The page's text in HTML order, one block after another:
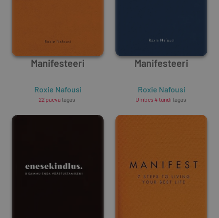
Manifesteeri
Roxie Nafousi
22 päevatagasi
Manifesteeri
Roxie Nafousi
Umbes 4 tundi tagasi